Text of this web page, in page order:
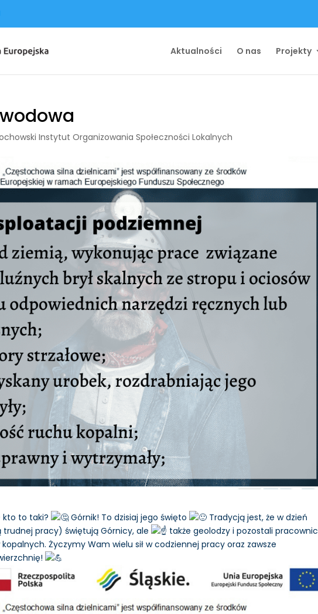
Aktualności O nas Projekty
Instytut Organizowania Społeczności Lokalnych
kto to taki? Górnik! To dzisiaj jego święto
Tradycją jest, że w dzień
trudnej pracy) świętują Górnicy, ale
także geolodzy i pozostali
Życzymy Wam wielu sił w codziennej pracy oraz zawsze